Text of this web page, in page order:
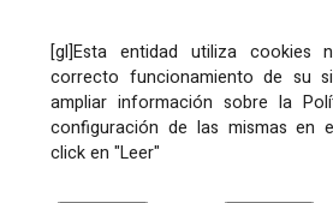
[gl]Esta entidad utiliza cookies
correcto funcionamiento de su
ampliar información sobre la
configuración de las mismas en
click en "Leer"